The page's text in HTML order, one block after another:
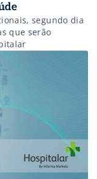
segundo dia
que serão